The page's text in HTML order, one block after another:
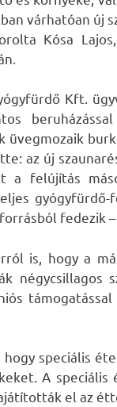
várhatóan
Kósa
Kft.
üvegmozaik
az új
a felújítás
fedezik
is, hogy a
négycsillagos
speciális
A
el az